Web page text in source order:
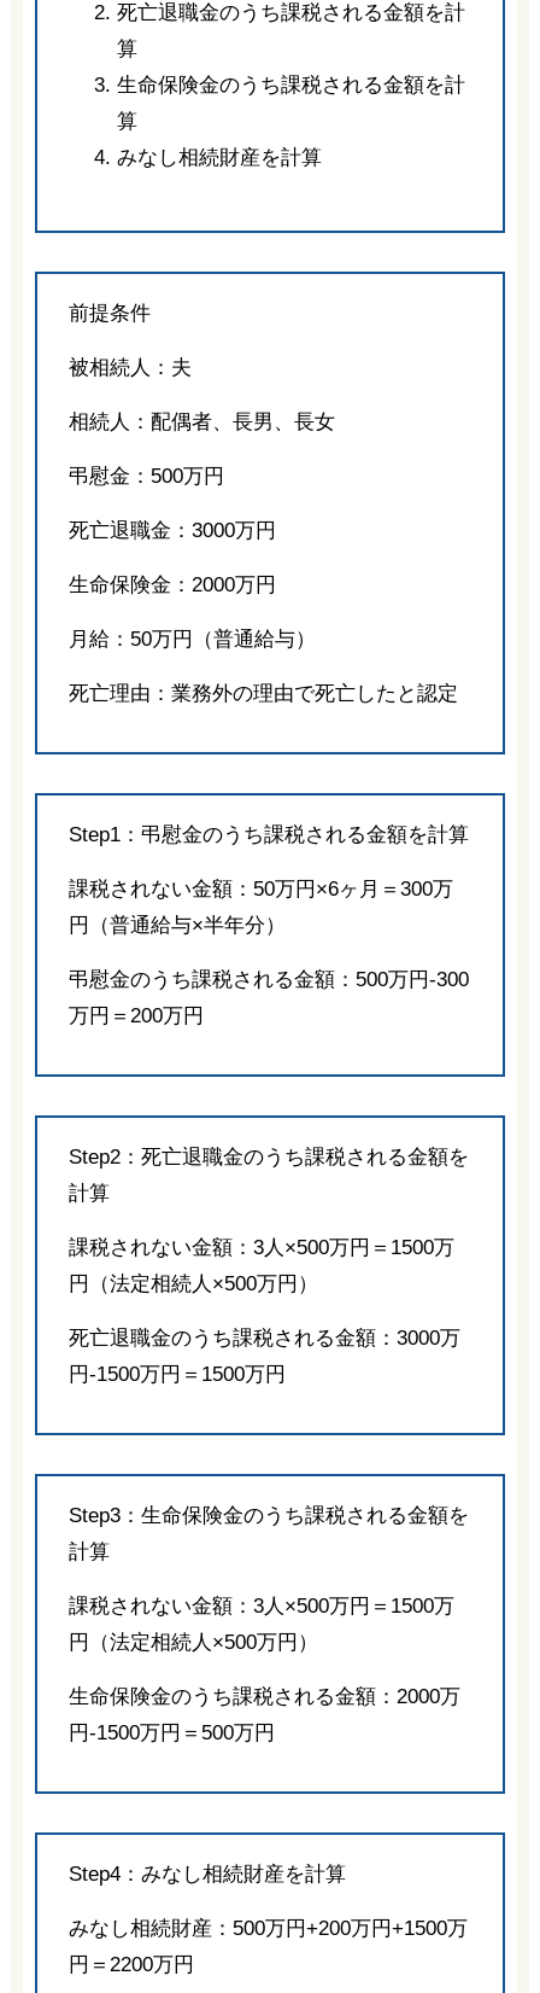
死亡退職金のうち課税される金額を計
算
生命保険金のうち課税される金額を計
算
みなし相続財産を計算
前提条件
被相続人：夫
相続人：配偶者、長男、長女
弔慰金：500万円
死亡退職金：3000万円
生命保険金：2000万円
月給：50万円（普通給与）
死亡理由：業務外の理由で死亡したと認定
Step1：弔慰金のうち課税される金額を計算
課税されない金額：50万円×6ヶ月＝300万
円（普通給与×半年分）
弔慰金のうち課税される金額：500万円-300
万円＝200万円
Step2：死亡退職金のうち課税される金額を
計算
課税されない金額：3人×500万円＝1500万
円（法定相続人×500万円）
死亡退職金のうち課税される金額：3000万
円-1500万円＝1500万円
Step3：生命保険金のうち課税される金額を
計算
課税されない金額：3人×500万円＝1500万
円（法定相続人×500万円）
生命保険金のうち課税される金額：2000万
円-1500万円＝500万円
Step4：みなし相続財産を計算
みなし相続財産：500万円+200万円+1500万
円＝2200万円